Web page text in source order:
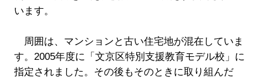
います。
周囲は、マンションと古い住宅地が混在していま
す。2005年度に「文京区特別支援教育モデル校」に
指定されました。その後もそのときに取り組んだ